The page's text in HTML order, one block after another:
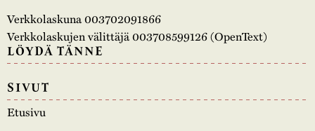
Verkkolaskuna 003702091866
Verkkolaskujen välittäjä 003708599126 (OpenText)
LÖYDÄ TÄNNE
SIVUT
Etusivu